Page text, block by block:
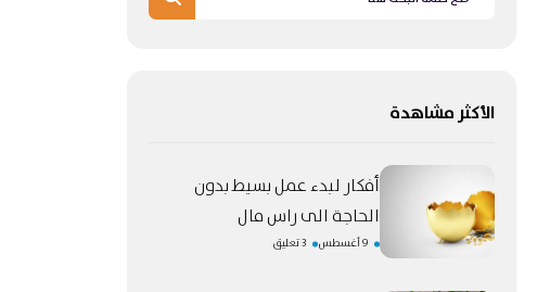
الأكثر مشاهدة
أفكار لبدء عمل بسيط بدون
الحاجة الى راس مال
9 أغسطس 3 تعليق